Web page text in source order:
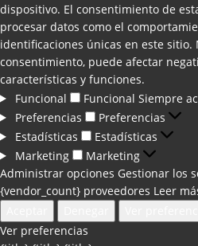
dispositivo. El consentimiento de
procesar datos como el
identificaciones únicas en este
consentimiento, puede afectar
características y funciones.
Funcional
Funcional Siempre
Preferencias
Preferencias
Estadísticas
Estadísticas
Marketing
Marketing
Administrar opciones Gestionar los
{vendor_count} proveedores Leer
Ver preferencias